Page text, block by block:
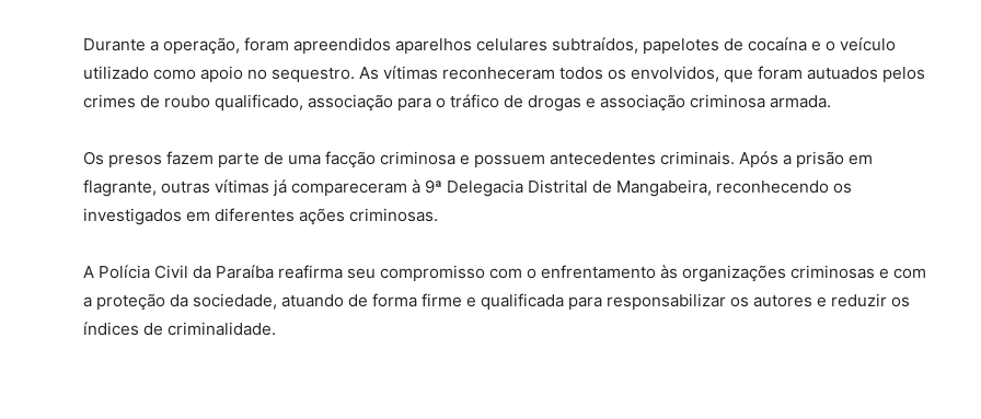
Durante a operação, foram apreendidos aparelhos celulares subtraídos, papelotes de cocaína e o veículo
utilizado como apoio no sequestro. As vítimas reconheceram todos os envolvidos, que foram autuados pelos
crimes de roubo qualificado, associação para o tráfico de drogas e associação criminosa armada.
Os presos fazem parte de uma facção criminosa e possuem antecedentes criminais. Após a prisão em
flagrante, outras vítimas já compareceram à 9ª Delegacia Distrital de Mangabeira, reconhecendo os
investigados em diferentes ações criminosas.
A Polícia Civil da Paraíba reafirma seu compromisso com o enfrentamento às organizações criminosas e com
a proteção da sociedade, atuando de forma firme e qualificada para responsabilizar os autores e reduzir os
índices de criminalidade.